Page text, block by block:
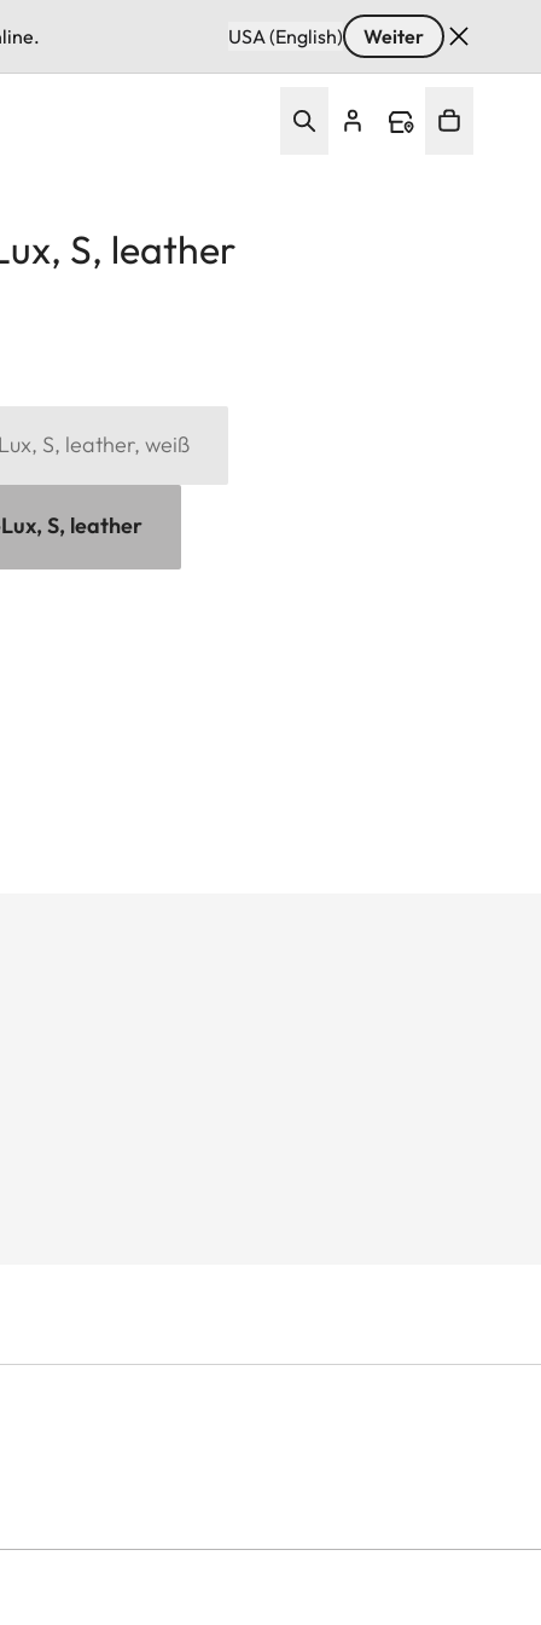
USA (English) Weiter
S, leather
S, leather, weiß
S, leather